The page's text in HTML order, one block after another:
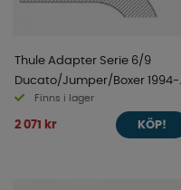
Thule Adapter Serie 6/9
Ducato/Jumper/Boxer 1994-
2006Finns i lager
2 071 kr KÖP!